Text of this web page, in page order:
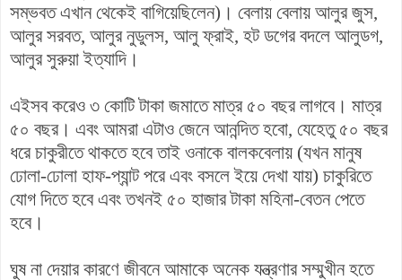
সম্ভবত এখান থেকেই বাগিয়েছিলেন)। বেলায় বেলায় আলুর জুস,
আলুর সরবত, আলুর নুডুলস, আলু ফ্রাই, হট ডগের বদলে আলুডগ,
আলুর সুরুয়া ইত্যাদি।
এইসব করেও ৩ কোটি টাকা জমাতে মাত্র ৫০ বছর লাগবে। মাত্র
৫০ বছর। এবং আমরা এটাও জেনে আনন্দিত হবো, যেহেতু ৫০ বছর
ধরে চাকুরীতে থাকতে হবে তাই ওনাকে বালকবেলায় (যখন মানুষ
ঢোলা-ঢোলা হাফ-প্যান্ট পরে এবং বসলে ইয়ে দেখা যায়) চাকুরিতে
যোগ দিতে হবে এবং তখনই ৫০ হাজার টাকা মহিনা-বেতন পেতে
হবে।
ঘুষ না দেয়ার কারণে জীবনে আমাকে অনেক যন্ত্রণার সম্মুখীন হতে